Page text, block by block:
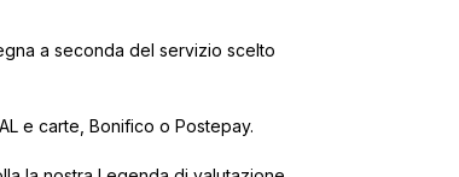
a seconda del servizio scelto
e carte, Bonifico o Postepay.